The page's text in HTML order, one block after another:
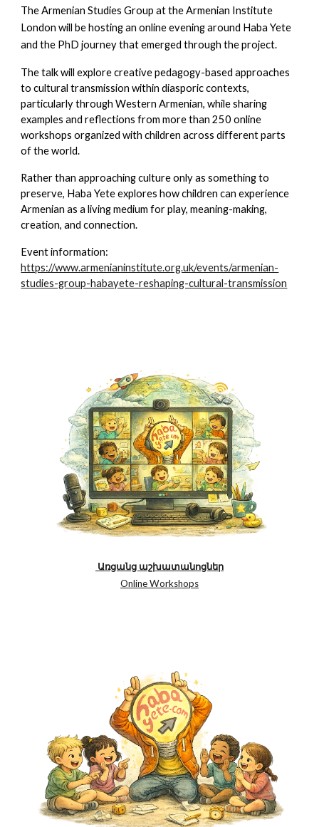
The Armenian Studies Group at the Armenian Institute
London will be hosting an online evening around Haba Yete
and the PhD journey that emerged through the project.
The talk will explore creative pedagogy-based approaches
to cultural transmission within diasporic contexts,
particularly through Western Armenian, while sharing
examples and reflections from more than 250 online
workshops organized with children across different parts
of the world.
Rather than approaching culture only as something to
preserve, Haba Yete explores how children can experience
Armenian as a living medium for play, meaning-making,
creation, and connection.
Event information:
https://www.armenianinstitute.org.uk/events/armenian-
studies-group-habayete-reshaping-cultural-transmission
Առցանց աշխատանոցներ
Online Workshops